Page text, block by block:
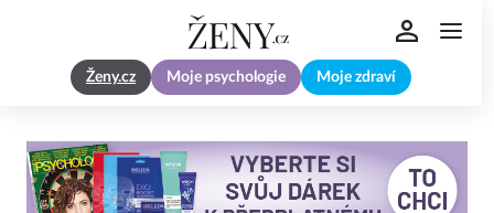
Ženy.cz Moje psychologie Moje zdraví